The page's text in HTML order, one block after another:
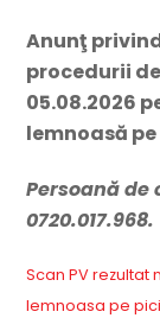
Anunţ
procedurii
05.08.2026
lemnoasă
Persoană de
0720.017.968.
Scan PV rezultat
lemnoasa pe